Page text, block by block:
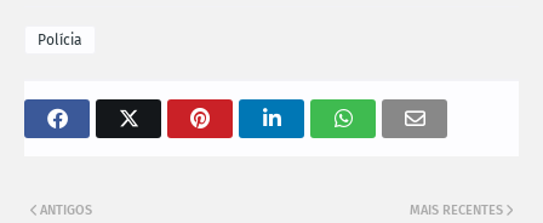
Polícia
MAIS RECENTES
ANTIGOS